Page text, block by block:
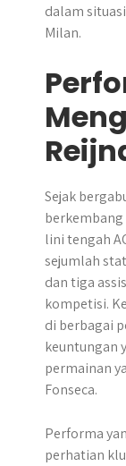
dalam
Milan.
Sejak
berkembang
lini tengah
sejumlah
dan tiga
kompetisi.
di berbagai
keuntungan
permainan
Fonseca.
Performa
perhatian